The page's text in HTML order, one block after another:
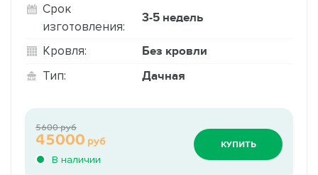
Срок
изготовления:
3-5 недель
Кровля: Без кровли
Тип: Дачная
В наличии
45000 руб
5600 руб
КУПИТЬ